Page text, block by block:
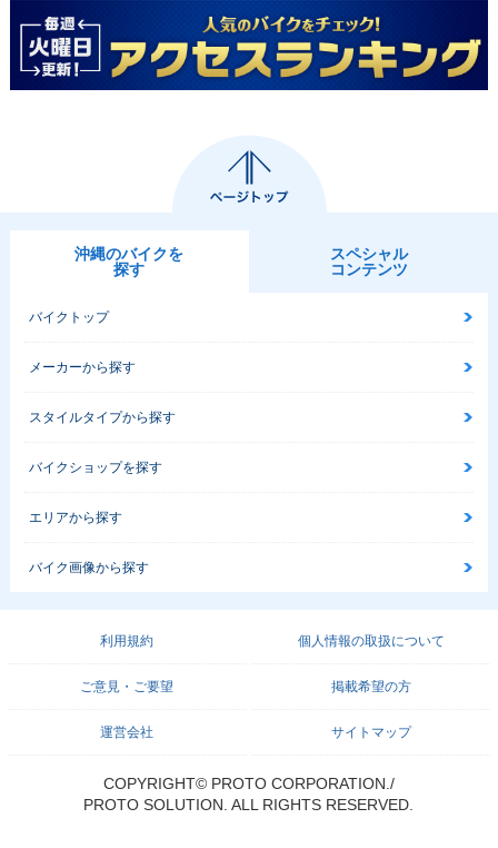
沖縄のバイクを
探す
スペシャル
コンテンツ
バイクトップ
メーカーから探す
スタイルタイプから探す
バイクショップを探す
エリアから探す
バイク画像から探す
利用規約 個人情報の取扱について
ご意見・ご要望 掲載希望の方
運営会社 サイトマップ
COPYRIGHT© PROTO CORPORATION./
PROTO SOLUTION. ALL RIGHTS RESERVED.